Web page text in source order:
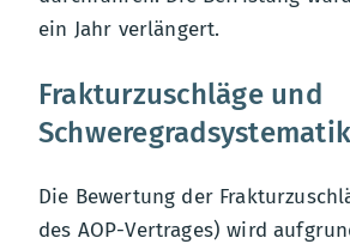
ein Jahr verlängert.
Frakturzuschläge und
Schweregradsystematik
Die Bewertung der
des AOP-Vertrages) wird